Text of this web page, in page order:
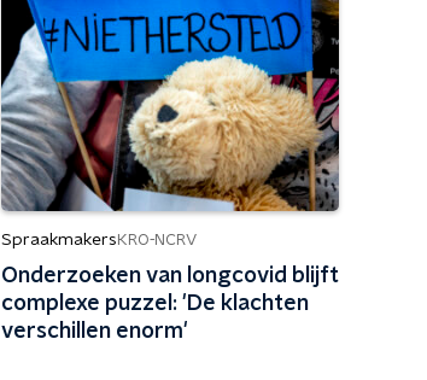
Spraakmakers KRO-NCRV
Onderzoeken van longcovid blijft
complexe puzzel: 'De klachten
verschillen enorm'